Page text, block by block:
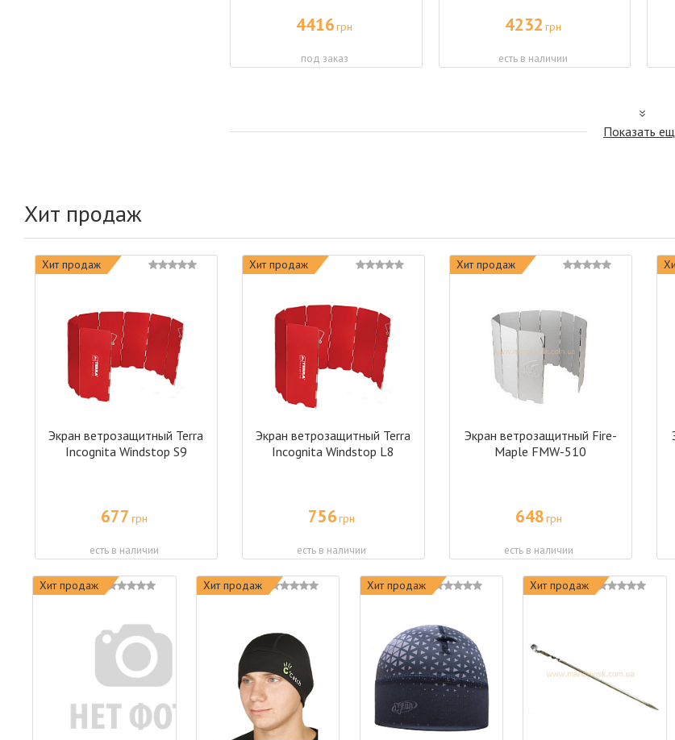
4416грн
под заказ
4232 грн
есть в наличии
Показать
Хит продаж
Хит продаж
Экран ветрозащитный Terra
Incognita Windstop S9
677 грн
есть в наличии
Хит продаж
Экран ветрозащитный Terra
Incognita Windstop L8
756грн
есть в наличии
Хит продаж
Экран ветрозащитный Fire-
Maple FMW-510
648грн
есть в наличии
Хит продаж Хит продаж Хит продаж Хит продаж